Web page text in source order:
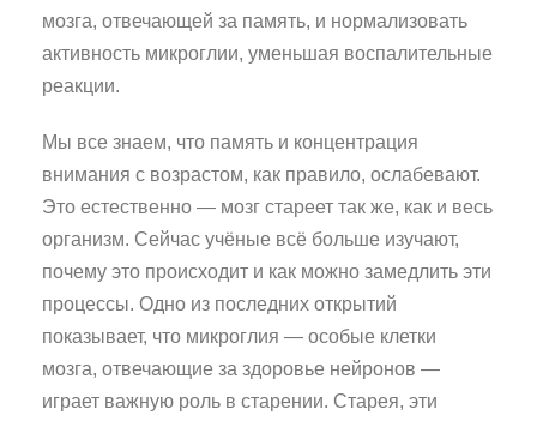
мозга, отвечающей за память, и нормализовать
активность микроглии, уменьшая воспалительные
реакции.
Мы все знаем, что память и концентрация
внимания с возрастом, как правило, ослабевают.
Это естественно — мозг стареет так же, как и весь
организм. Сейчас учёные всё больше изучают,
почему это происходит и как можно замедлить эти
процессы. Одно из последних открытий
показывает, что микроглия — особые клетки
мозга, отвечающие за здоровье нейронов —
играет важную роль в старении. Старея, эти